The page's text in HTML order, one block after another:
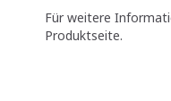
Für weitere
Produktseite.